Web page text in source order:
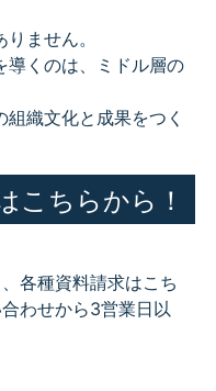
ません。
導くのは、ミドル層の
織文化と成果をつく
こちらから！
各種資料請求はこち
わせから3営業日以